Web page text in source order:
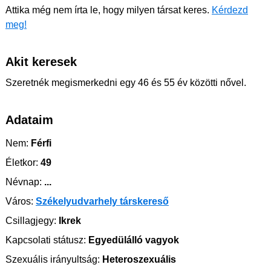
Attika még nem írta le, hogy milyen társat keres. Kérdezd
meg!
Akit keresek
Szeretnék megismerkedni egy 46 és 55 év közötti nővel.
Adataim
Nem: Férfi
Életkor: 49
Névnap: ...
Város: Székelyudvarhely társkereső
Csillagjegy: Ikrek
Kapcsolati státusz: Egyedülálló vagyok
Szexuális irányultság: Heteroszexuális